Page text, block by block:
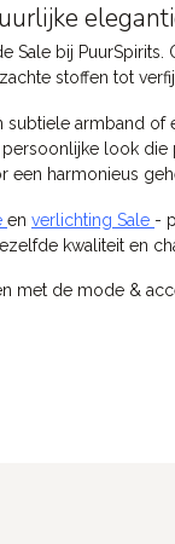
Sale bij
stoffen tot
armband
look
een harmonieus
en verlichting Sale -
kwaliteit en
met de mode &